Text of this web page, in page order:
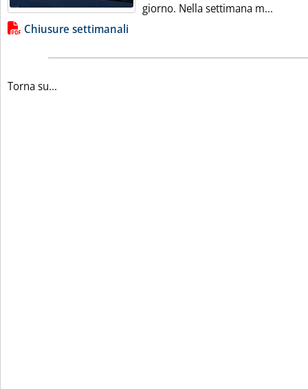
giorno. Nella settimana m...
Lista allegati PDF alla notizia
Chiusure settimanali
Torna su...